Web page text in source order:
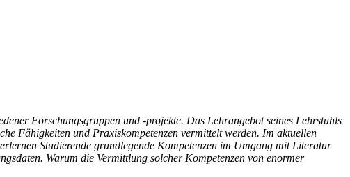
Forschungsgruppen und -projekte. Das Lehrangebot seines Lehrstuhls
Fähigkeiten und Praxiskompetenzen vermittelt werden. Im aktuellen
Studierende grundlegende Kompetenzen im Umgang mit Literatur
Warum die Vermittlung solcher Kompetenzen von enormer